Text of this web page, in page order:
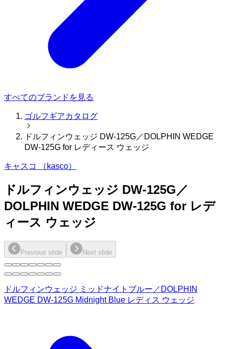
すべてのブランドを見る
ゴルフギアカタログ
ドルフィンウェッジ DW-125G／DOLPHIN WEDGE
DW-125G for レディース ウェッジ
キャスコ （kasco）
ドルフィンウェッジ DW-125G／
DOLPHIN WEDGE DW-125G for レデ
ィース ウェッジ
Previous slide Next slide
ドルフィンウェッジ ミッドナイトブルー／DOLPHIN
WEDGE DW-125G Midnight Blue レディス ウェッジ